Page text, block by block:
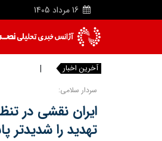
16 مرداد 1405
آخرین اخبار خبرنگارا
سردار سلامی:
ایران نقشی در
تهدید را